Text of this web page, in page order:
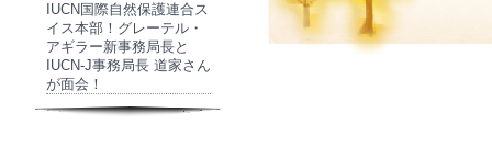
IUCN国際自然保護連合ス
イス本部！グレーテル・
アギラー新事務局長と
IUCN-J事務局長 道家さん
が面会！